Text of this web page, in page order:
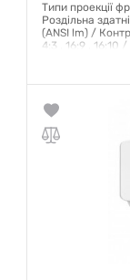
Типи проекції
Роздільна
(ANSI lm) /
4:3 , 16:9 , 16:10